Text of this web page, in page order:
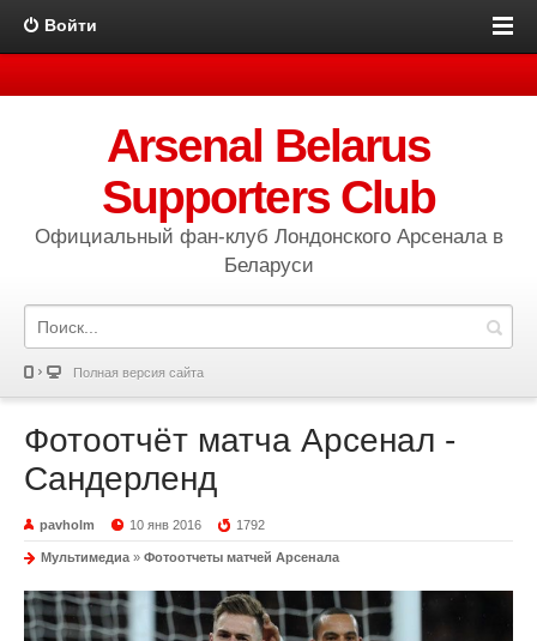
Войти
Arsenal Belarus
Supporters Club
Официальный фан-клуб Лондонского Арсенала в
Беларуси
Полная версия сайта
Фотоотчёт матча Арсенал -
Сандерленд
pavholm 10 янв 2016 1792
Мультимедиа » Фотоотчеты матчей Арсенала